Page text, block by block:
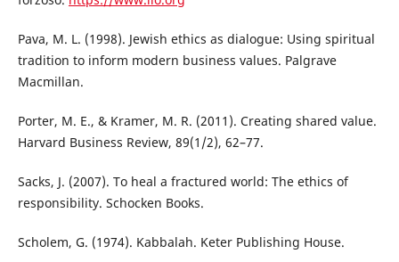
Pava, M. L. (1998). Jewish ethics as dialogue: Using spiritual
tradition to inform modern business values. Palgrave
Macmillan.
Porter, M. E., & Kramer, M. R. (2011). Creating shared value.
Harvard Business Review, 89(1/2), 62–77.
Sacks, J. (2007). To heal a fractured world: The ethics of
responsibility. Schocken Books.
Scholem, G. (1974). Kabbalah. Keter Publishing House.